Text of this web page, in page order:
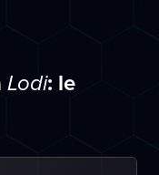
Lodi: le